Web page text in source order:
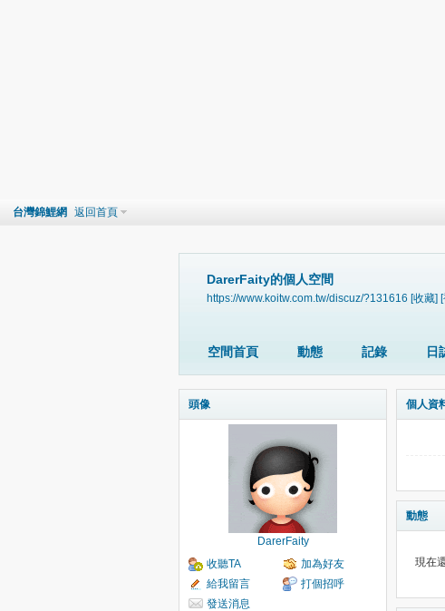
台灣錦鯉網 返回首頁
DarerFaity的個人空間
https://www.koitw.com.tw/discuz/?131616 [收藏] [
空間首頁 動態 記錄 日
頭像
DarerFaity
收聽TA
加為好友
給我留言
打個招呼
發送消息
個人資
動態
現在